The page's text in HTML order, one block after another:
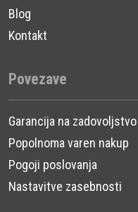
Blog
Kontakt
Povezave
Garancija na zadovoljstvo
Popolnoma varen nakup
Pogoji poslovanja
Nastavitve zasebnosti